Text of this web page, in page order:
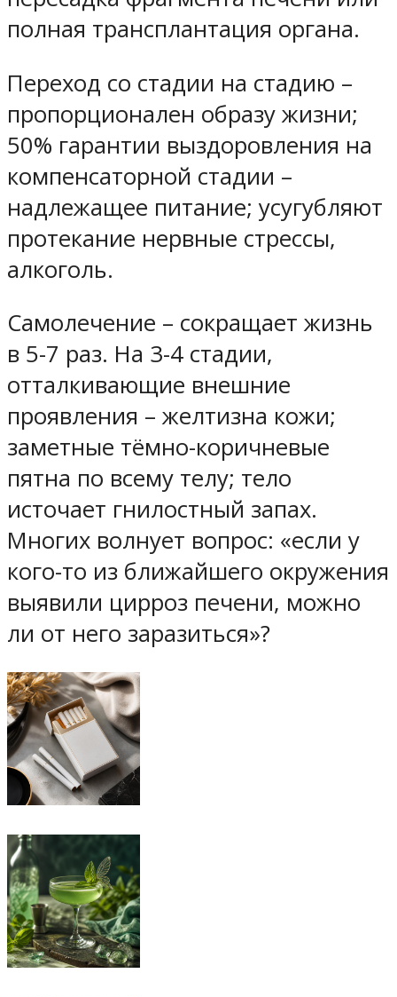
полная трансплантация органа.
Переход со стадии на стадию –
пропорционален образу жизни;
50% гарантии выздоровления на
компенсаторной стадии –
надлежащее питание; усугубляют
протекание нервные стрессы,
алкоголь.
Самолечение – сокращает жизнь
в 5-7 раз. На 3-4 стадии,
отталкивающие внешние
проявления – желтизна кожи;
заметные тёмно-коричневые
пятна по всему телу; тело
источает гнилостный запах.
Многих волнует вопрос: «если у
кого-то из ближайшего окружения
выявили цирроз печени, можно
ли от него заразиться»?